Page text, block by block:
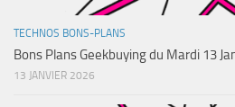
TECHNOS BONS-PLANS
Bons Plans Geekbuying du Mardi 13
13 JANVIER 2026